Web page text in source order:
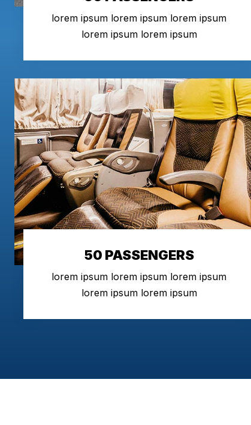
lorem ipsum lorem ipsum lorem ipsum
lorem ipsum lorem ipsum
50 PASSENGERS
lorem ipsum lorem ipsum lorem ipsum
lorem ipsum lorem ipsum